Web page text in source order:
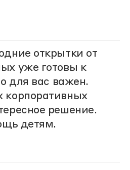
открытки от
уже готовы к
для вас важен.
корпоративных
решение.
детям.